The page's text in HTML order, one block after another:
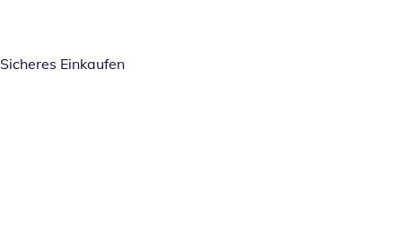
Sicheres Einkaufen